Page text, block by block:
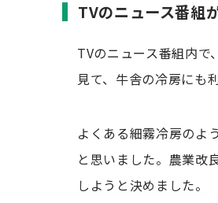
TVのニュース番組
TVのニュース番組内で
見て、牛舎の冷房にも
よくある細霧冷房のよ
と思いました。農業改
しようと決めました。